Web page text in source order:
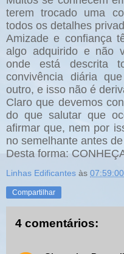
terem trocado uma
todos os detalhes
Amizade e confiança
algo adquirido e não
onde está descrita
convivência diária
outro, e isso não é
Claro que devemos
do que salutar que
afirmar que, nem por
no semelhante antes
Desta forma:
Linhas Edificantes às 07:59:00
Compartilhar
4 comentários: